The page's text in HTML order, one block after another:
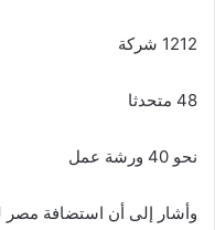
1212 شركة
48 متحدثا
نحو 40 ورشة عمل